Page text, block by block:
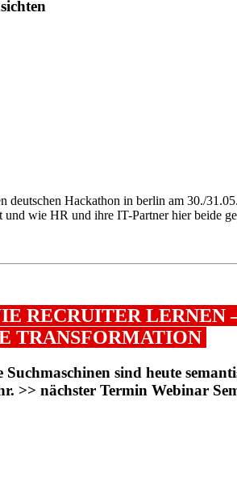
deutschen Hackathon in berlin am 30./
und wie HR und ihre IT-Partner hier beide
RECRUITER LERNEN
TRANSFORMATION
Suchmaschinen sind heute
>> nächster Termin Webinar